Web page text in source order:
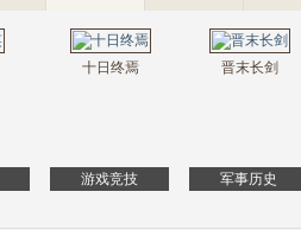
游戏竞技
十日终焉
军事历史
晋末长剑